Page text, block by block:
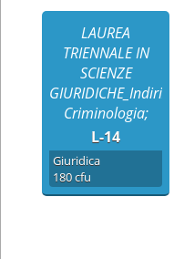
LAUREA
TRIENNALE IN
SCIENZE
GIURIDICHE_Indirizzo
Criminologia;
L-14
Giuridica
180 cfu